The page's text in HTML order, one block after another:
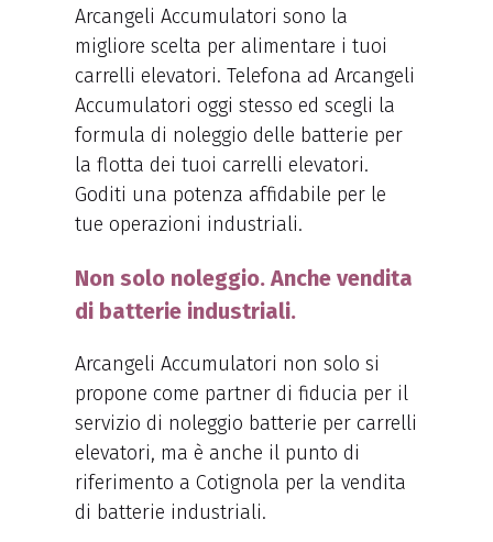
Arcangeli Accumulatori sono la
migliore scelta per alimentare i tuoi
carrelli elevatori. Telefona ad Arcangeli
Accumulatori oggi stesso ed scegli la
formula di noleggio delle batterie per
la flotta dei tuoi carrelli elevatori.
Goditi una potenza affidabile per le
tue operazioni industriali.
Non solo noleggio. Anche vendita
di batterie industriali.
Arcangeli Accumulatori non solo si
propone come partner di fiducia per il
servizio di noleggio batterie per carrelli
elevatori, ma è anche il punto di
riferimento a Cotignola per la vendita
di batterie industriali.